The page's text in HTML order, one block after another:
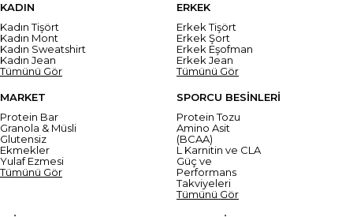
KADIN
Kadın Tişört
Kadın Mont
Kadın Sweatshirt
Kadın Jean
Tümünü Gör
ERKEK
Erkek Tişört
Erkek Şort
Erkek Eşofman
Erkek Jean
Tümünü Gör
MARKET
Protein Bar
Granola & Müsli
Glutensiz
Ekmekler
Yulaf Ezmesi
Tümünü Gör
SPORCU BESİNLERİ
Protein Tozu
Amino Asit
(BCAA)
L Karnitin ve CLA
Güç ve
Performans
Takviyeleri
Tümünü Gör